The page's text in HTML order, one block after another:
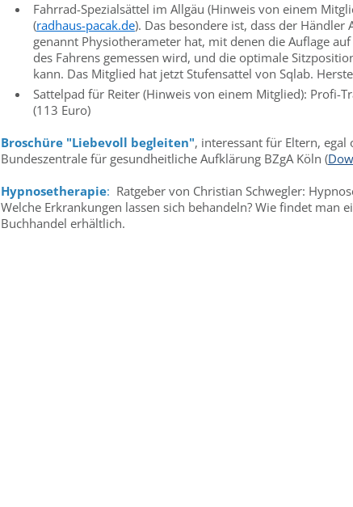
Fahrrad-Spezialsättel im Allgäu (Hinweis von einem
(radhaus-pacak.de). Das besondere ist, dass der Händler
genannt Physiotherameter hat, mit denen die Auflage
des Fahrens gemessen wird, und die optimale
kann. Das Mitglied hat jetzt Stufensattel von Sqlab.
Sattelpad für Reiter (Hinweis von einem Mitglied): Profi-
(113 Euro)
Broschüre "Liebevoll begleiten", interessant für Eltern,
Bundeszentrale für gesundheitliche Aufklärung BZgA Köln (
Hypnosetherapie: Ratgeber von Christian Schwegler:
Welche Erkrankungen lassen sich behandeln? Wie findet man
Buchhandel erhältlich.